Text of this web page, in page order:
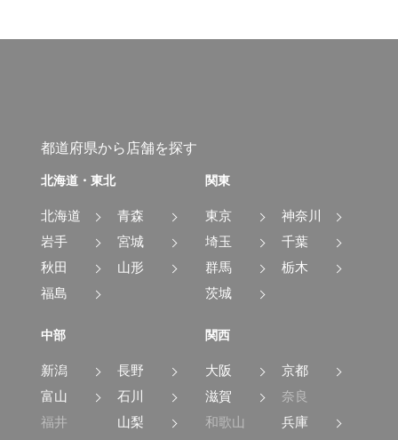
都道府県から店舗を探す
北海道・東北
北海道
青森
岩手
宮城
秋田
山形
福島
関東
東京
神奈川
埼玉
千葉
群馬
栃木
茨城
中部
新潟
長野
富山
石川
福井
山梨
関西
大阪
京都
滋賀
奈良
和歌山
兵庫